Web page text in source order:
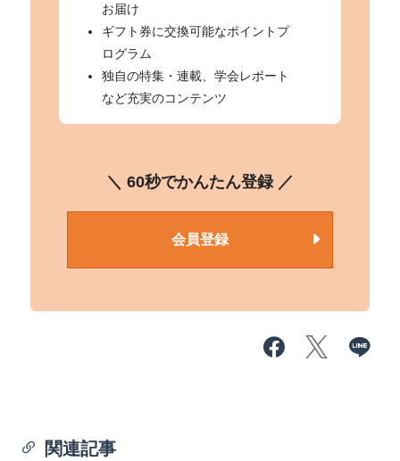
お届け
ギフト券に交換可能なポイントプ
ログラム
独自の特集・連載、学会レポート
など充実のコンテンツ
＼ 60秒でかんたん登録 ／
会員登録
関連記事